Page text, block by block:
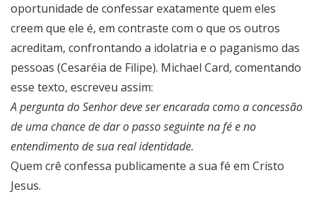
oportunidade de confessar exatamente quem eles
creem que ele é, em contraste com o que os outros
acreditam, confrontando a idolatria e o paganismo das
pessoas (Cesaréia de Filipe). Michael Card, comentando
esse texto, escreveu assim:
A pergunta do Senhor deve ser encarada como a concessão
de uma chance de dar o passo seguinte na fé e no
entendimento de sua real identidade.
Quem crê confessa publicamente a sua fé em Cristo
Jesus.